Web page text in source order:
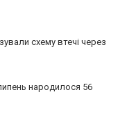
схему втечі через
народилося 56